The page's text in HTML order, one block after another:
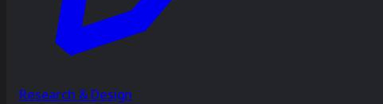
Research & Design